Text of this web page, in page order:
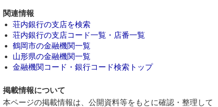
関連情報
荘内銀行の支店を検索
荘内銀行の支店コード一覧・店番一覧
鶴岡市の金融機関一覧
山形県の金融機関一覧
金融機関コード・銀行コード検索トップ
掲載情報について
本ページの掲載情報は、公開資料等をもとに確認・整理して